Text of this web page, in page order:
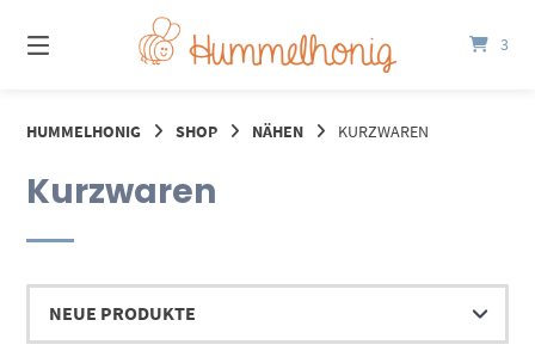
zum
Inhalt
3
HUMMELHONIG SHOP NÄHEN KURZWAREN
Kurzwaren